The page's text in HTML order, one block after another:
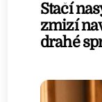
Stačí
zmizí
drahé